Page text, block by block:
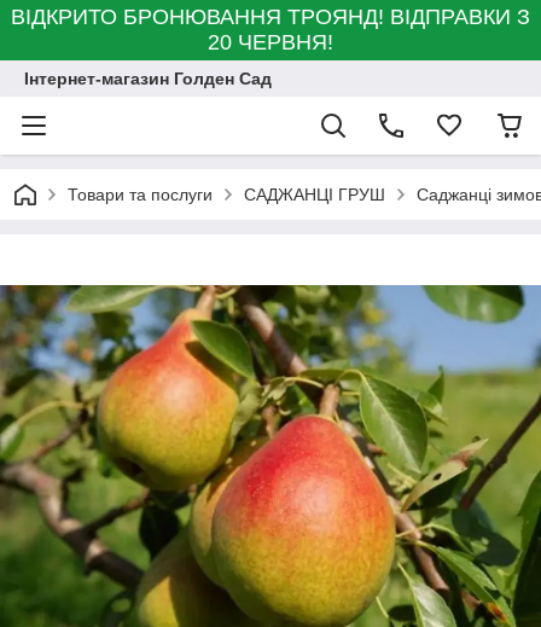
ВІДКРИТО БРОНЮВАННЯ ТРОЯНД! ВІДПРАВКИ З
20 ЧЕРВНЯ!
Інтернет-магазин Голден Сад
Товари та послуги САДЖАНЦІ ГРУШ Саджанці